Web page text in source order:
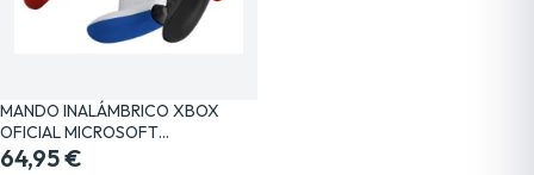
MANDO INALÁMBRICO XBOX
OFICIAL MICROSOFT…
64,95 €